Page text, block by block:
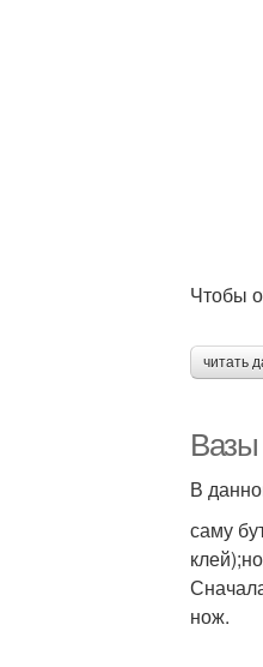
Чтобы
читать
Вазы
В
саму
нож.